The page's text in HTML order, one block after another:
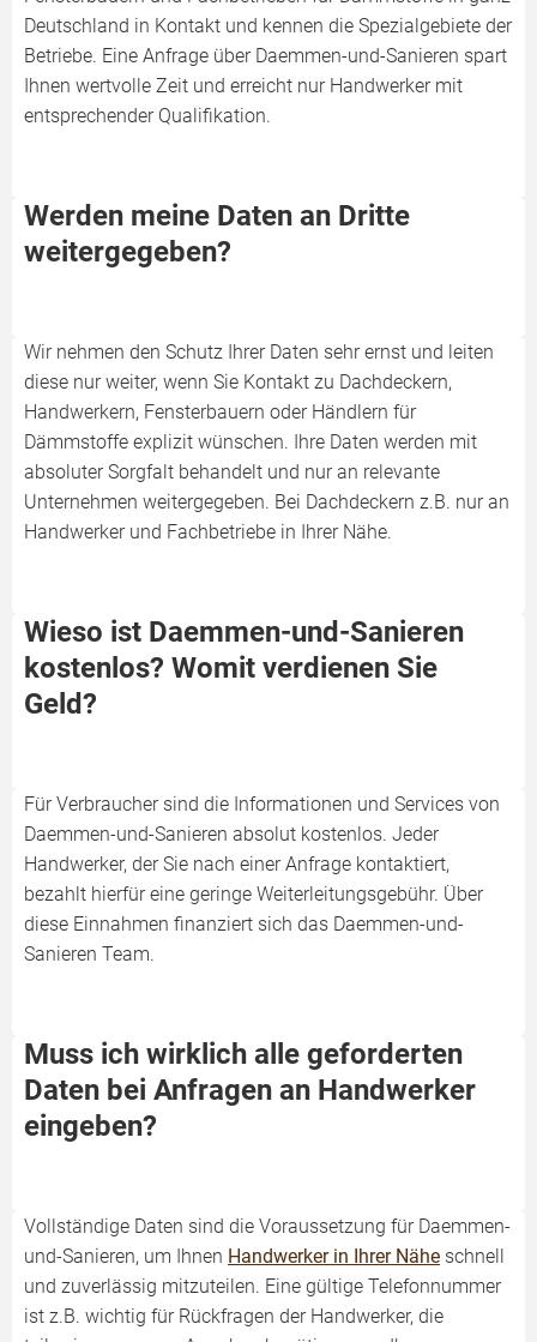
Deutschland in Kontakt und kennen die Spezialgebiete der
Betriebe. Eine Anfrage über Daemmen-und-Sanieren spart
Ihnen wertvolle Zeit und erreicht nur Handwerker mit
entsprechender Qualifikation.
Werden meine Daten an Dritte
weitergegeben?
Wir nehmen den Schutz Ihrer Daten sehr ernst und leiten
diese nur weiter, wenn Sie Kontakt zu Dachdeckern,
Handwerkern, Fensterbauern oder Händlern für
Dämmstoffe explizit wünschen. Ihre Daten werden mit
absoluter Sorgfalt behandelt und nur an relevante
Unternehmen weitergegeben. Bei Dachdeckern z.B. nur an
Handwerker und Fachbetriebe in Ihrer Nähe.
Wieso ist Daemmen-und-Sanieren
kostenlos? Womit verdienen Sie
Geld?
Für Verbraucher sind die Informationen und Services von
Daemmen-und-Sanieren absolut kostenlos. Jeder
Handwerker, der Sie nach einer Anfrage kontaktiert,
bezahlt hierfür eine geringe Weiterleitungsgebühr. Über
diese Einnahmen finanziert sich das Daemmen-und-
Sanieren Team.
Muss ich wirklich alle geforderten
Daten bei Anfragen an Handwerker
eingeben?
Vollständige Daten sind die Voraussetzung für Daemmen-
und-Sanieren, um Ihnen Handwerker in Ihrer Nähe schnell
und zuverlässig mitzuteilen. Eine gültige Telefonnummer
ist z.B. wichtig für Rückfragen der Handwerker, die